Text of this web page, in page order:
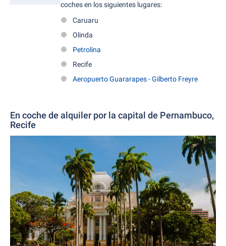
coches en los siguientes lugares:
Caruaru
Olinda
Petrolina
Recife
Aeropuerto Guararapes - Gilberto Freyre
En coche de alquiler por la capital de Pernambuco,
Recife